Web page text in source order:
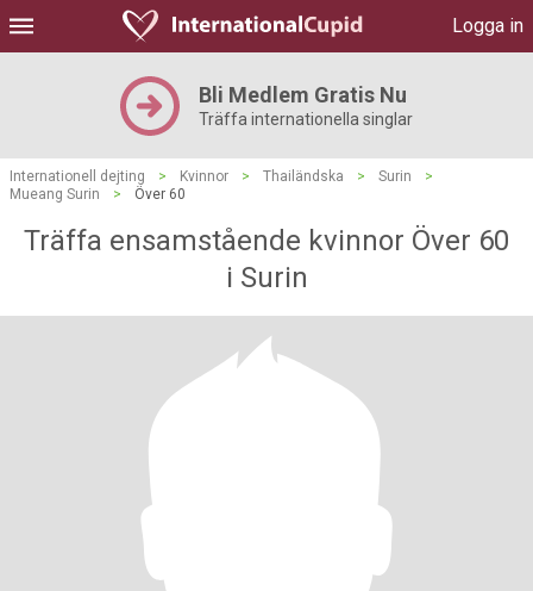
Logga in
Bli Medlem Gratis Nu
Träffa internationella singlar
Internationell dejting > Kvinnor > Thailändska > Surin
>
Mueang Surin
> Över 60
Träffa ensamstående kvinnor Över 60
i Surin